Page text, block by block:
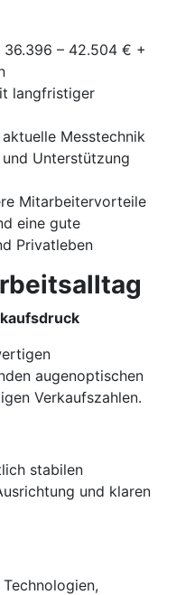
– 42.504 € +
langfristiger
Messtechnik
Unterstützung
Mitarbeitervorteile
eine gute
Privatleben
augenoptischen
Verkaufszahlen.
stabilen
und klaren